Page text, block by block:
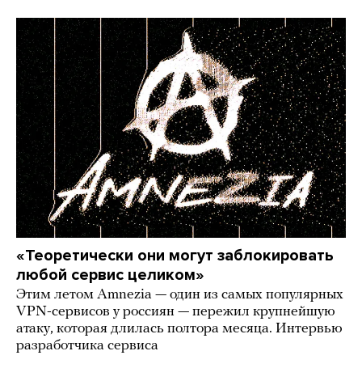
«Теоретически они могут заблокировать
любой сервис целиком»
Этим летом Amnezia — один из самых популярных
VPN-сервисов у россиян — пережил крупнейшую
атаку, которая длилась полтора месяца. Интервью
разработчика сервиса